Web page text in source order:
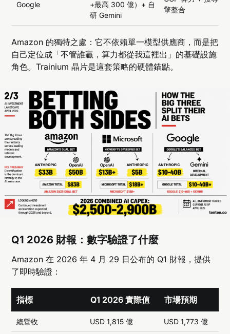
Google
+最高 300 億）+ 自
研 Gemini
擎整合
Amazon 的獨特之處：它不依賴單一模型供應商，而是把
自己定位成「不管誰贏，算力都從我這裡出」的基礎設施
角色。Trainium 晶片是這套策略的硬體錨點。
Q1 2026 財報：數字驗證了什麼
Amazon 在 2026 年 4 月 29 日公布的 Q1 財報，提供
了即時驗證：
指標 Q1 2026 實際值 市場預期
總營收 USD 1,815 億 USD 1,773 億